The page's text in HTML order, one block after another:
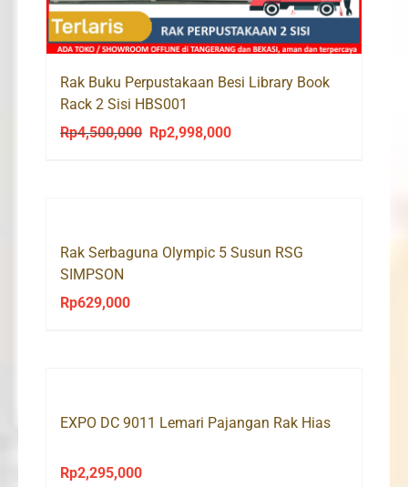
Rak Buku Perpustakaan Besi Library Book
Rack 2 Sisi HBS001
Rp4,500,000
Original
Rp2,998,000Current
Rak Serbaguna Olympic 5 Susun RSG
SIMPSON
Rp629,000
EXPO DC 9011 Lemari Pajangan Rak Hias
Rp2,295,000